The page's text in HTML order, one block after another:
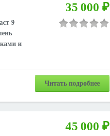
9
и
35 000 ₽
Читать подробнее
45 000 ₽